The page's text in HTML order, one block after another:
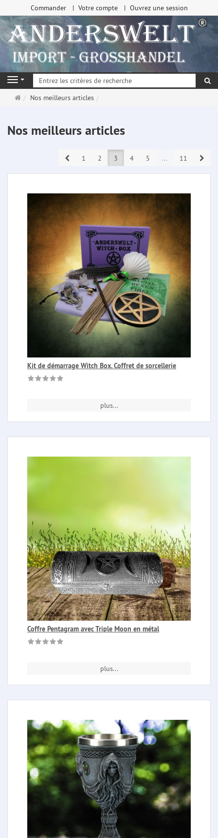
Commander Votre compte Ouvrez une session
Navigation
PageNos meilleurs articles
Nos meilleurs articles
1 2 3 4 5 ... 11
Kit de démarrage Witch Box. Coffret de sorcellerie
plus...
Coffre Pentagram avec Triple Moon en métal
plus...